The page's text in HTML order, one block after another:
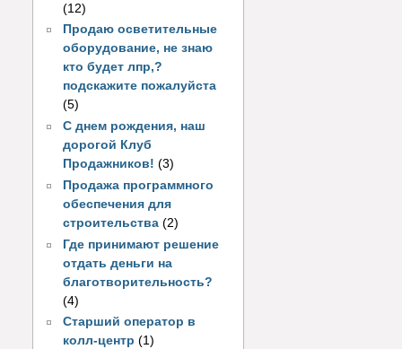
(12)
Продаю осветительные
оборудование, не знаю
кто будет лпр,?
подскажите пожалуйста
(5)
С днем рождения, наш
дорогой Клуб
Продажников! (3)
Продажа программного
обеспечения для
строительства (2)
Где принимают решение
отдать деньги на
благотворительность?
(4)
Старший оператор в
колл-центр (1)